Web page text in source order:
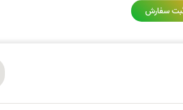
سفارش